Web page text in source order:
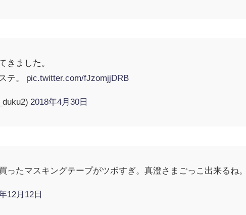
きました。
テ。 pic.twitter.com/fJzomjjDRB
2018年4月30日
ったマスキングテープがツボすぎ。真澄さまごっこ出来るね。
12月12日